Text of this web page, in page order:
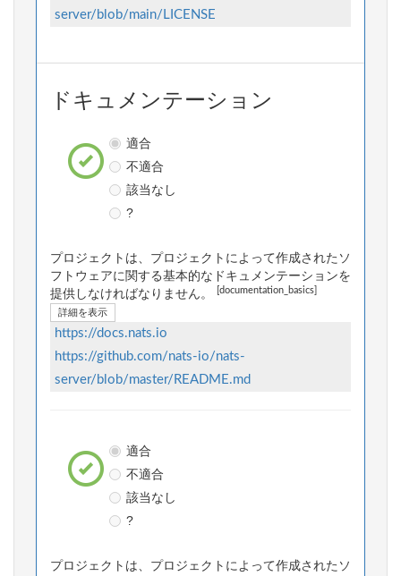
server/blob/main/LICENSE
ドキュメンテーション
適合
不適合
該当なし
?
プロジェクトは、プロジェクトによって作成されたソ
フトウェアに関する基本的なドキュメンテーションを
提供しなければなりません。
[documentation_basics]
詳細を表示
https://docs.nats.io
https://github.com/nats-io/nats-
server/blob/master/README.md
適合
不適合
該当なし
?
プロジェクトは、プロジェクトによって作成されたソ